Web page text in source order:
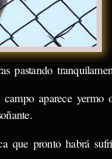
pastando
campo aparece
que pronto habrá